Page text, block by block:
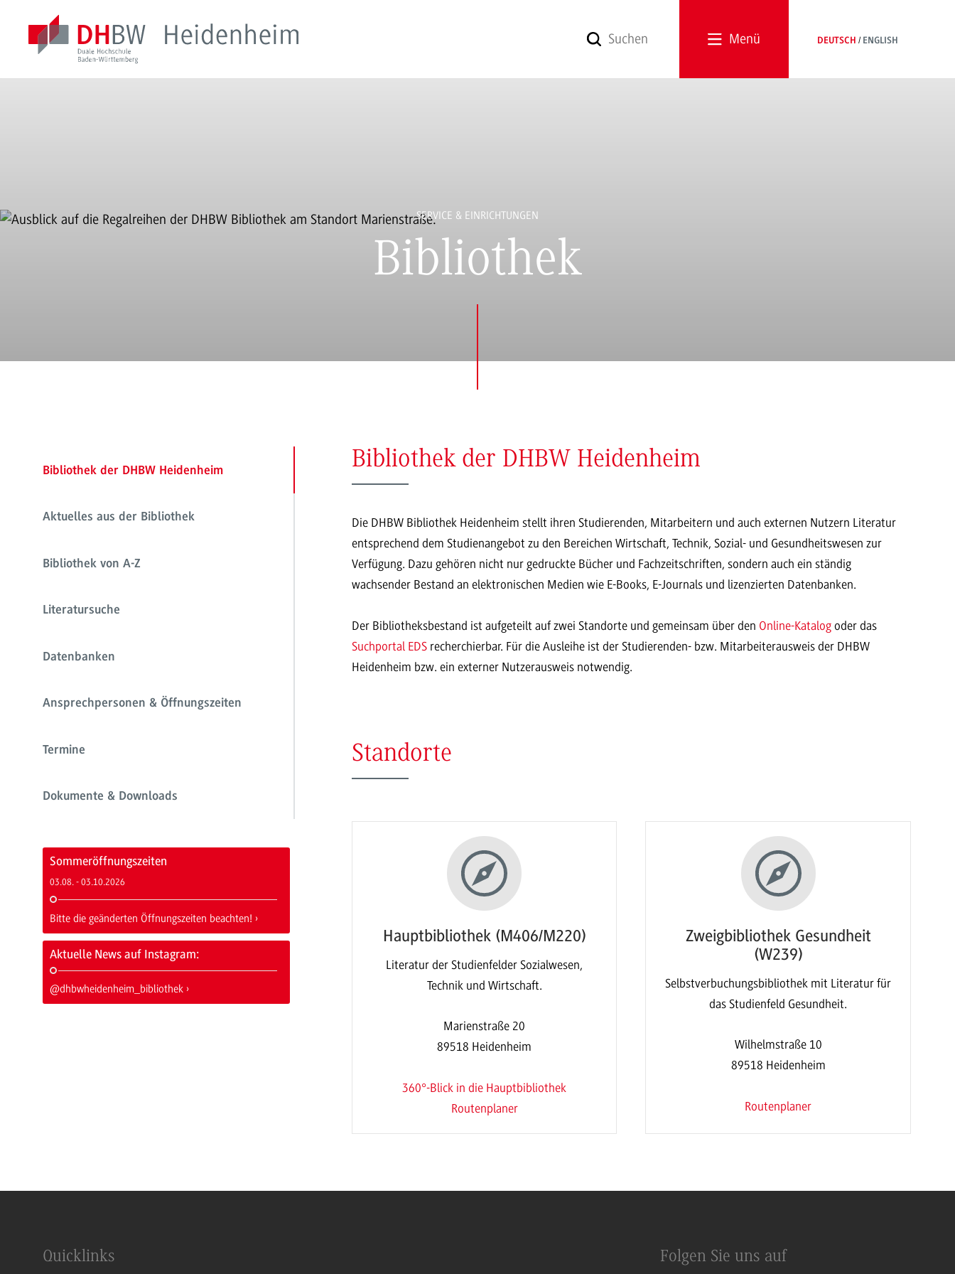
Menü DEUTSCH ENGLISH
SERVICE & EINRICHTUNGEN
Bibliothek
Bibliothek der DHBW Heidenheim
Aktuelles aus der Bibliothek
Bibliothek von A-Z
Literatursuche
Datenbanken
Ansprechpersonen & Öffnungszeiten
Termine
Dokumente & Downloads
Sommeröffnungszeiten
03.08. - 03.10.2026
Bitte die geänderten Öffnungszeiten beachten!
Aktuelle News auf Instagram:
@dhbwheidenheim_bibliothek
Bibliothek der DHBW Heidenheim
Die DHBW Bibliothek Heidenheim stellt ihren Studierenden, Mitarbeitern und auch externen Nutzern Literatur
entsprechend dem Studienangebot zu den Bereichen Wirtschaft, Technik, Sozial- und Gesundheitswesen zur
Verfügung. Dazu gehören nicht nur gedruckte Bücher und Fachzeitschriften, sondern auch ein ständig
wachsender Bestand an elektronischen Medien wie E-Books, E-Journals und lizenzierten Datenbanken.
Der Bibliotheksbestand ist aufgeteilt auf zwei Standorte und gemeinsam über den Online-Katalogoder das
Suchportal EDSrecherchierbar. Für die Ausleihe ist der Studierenden- bzw. Mitarbeiterausweis der DHBW
Heidenheim bzw. ein externer Nutzerausweis notwendig.
Standorte
Hauptbibliothek (M406/M220)
Literatur der Studienfelder Sozialwesen,
Technik und Wirtschaft.
Marienstraße 20
89518 Heidenheim
360°-Blick in die Hauptbibliothek
Routenplaner
Zweigbibliothek Gesundheit
(W239)
Selbstverbuchungsbibliothek mit Literatur für
das Studienfeld Gesundheit.
Wilhelmstraße 10
89518 Heidenheim
Routenplaner
Quicklinks Folgen Sie uns auf